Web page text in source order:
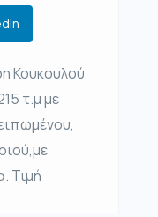
Κουκουλού
τ.μ με
Τιμή